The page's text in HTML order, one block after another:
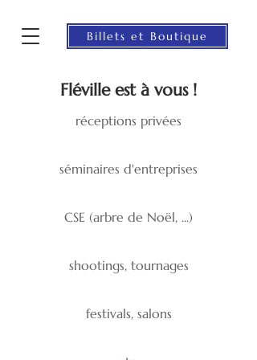
Billets et Boutique
Fléville est à vous !
réceptions privées
séminaires d'entreprises
CSE (arbre de Noël, ...)
shootings, tournages
festivals, salons